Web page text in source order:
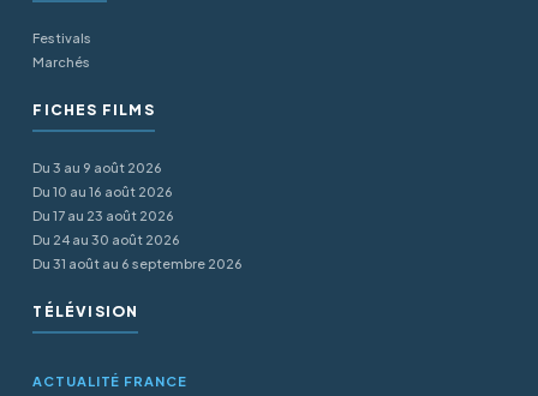
Festivals
Marchés
FICHES FILMS
Du 3 au 9 août 2026
Du 10 au 16 août 2026
Du 17 au 23 août 2026
Du 24 au 30 août 2026
Du 31 août au 6 septembre 2026
TÉLÉVISION
ACTUALITÉ FRANCE